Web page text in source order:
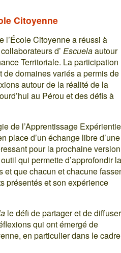
Citoyenne
l’École Citoyenne a réussi à
d’ Escuelaautour
Territoriale. La participation
de domaines variés a permis de
autour de la réalité de la
au Pérou et des défis à
de l’Apprentissage
place d’un échange libre d’une
pour la prochaine version
qui permette d’approfondir la
et que chacun et chacune
présentés et son expérience
le défi de partager et de diffuser
qui ont émergé de
en particulier dans le cadre